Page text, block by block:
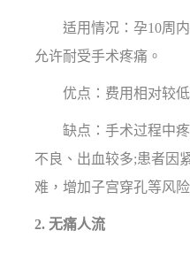
适用情况：孕10周内
允许耐受手术疼痛。
优点：费用相对较低
缺点：手术过程中疼
不良、出血较多;患者因
难，增加子宫穿孔等风险
2. 无痛人流